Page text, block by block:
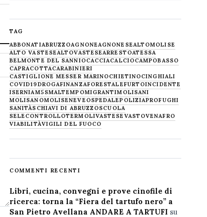
TAG
ABBONATIABRUZZOAGNONEAGNONESEALTOMOLISE
ALTO VASTESEALTOVASTESEARRESTOATESSA
BELMONTE DEL SANNIOCACCIACALCIOCAMPOBASSO
CAPRACOTTACARABINIERI
CASTIGLIONE MESSER MARINOCHIETINOCINGHIALI
COVID19DROGAFINANZAFORESTALEFURTOINCIDENTE
ISERNIAM5SMALTEMPOMIGRANTIMOLISANI
MOLISANOMOLISENEVE OSPEDALEPOLIZIAPROFUGHI
SANITÀSCHIAVI DI ABRUZZOSCUOLA
SELECONTROLLOTERMOLIVASTESE VASTOVENAFRO
VIABILITÀVIGILI DEL FUOCO
COMMENTI RECENTI
Libri, cucina, convegni e prove cinofile di
ricerca: torna la “Fiera del tartufo nero” a
San Pietro Avellana ANDARE A TARTUFI su